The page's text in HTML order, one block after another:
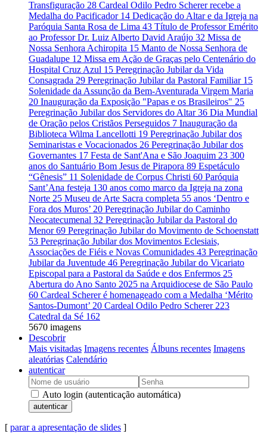
Transfiguração 28 Cardeal Odilo Pedro Scherer recebe a
Medalha do Pacificador 14 Dedicação do Altar e da Igreja na
Paróquia Santa Rosa de Lima 43 Título de Professor Emérito
ao Professor Dr. Luiz Alberto David Araújo 32 Missa de
Nossa Senhora Achiropita 15 Manto de Nossa Senhora de
Guadalupe 12 Missa em Ação de Graças pelo Centenário do
Hospital Cruz Azul 15 Peregrinação Jubilar da Vida
Consagrada 29 Peregrinação Jubilar da Pastoral Familiar 15
Solenidade da Assunção da Bem-Aventurada Virgem Maria
20 Inauguração da Exposição "Papas e os Brasileiros" 25
Peregrinação Jubilar dos Servidores do Altar36 Dia Mundial
de Oração pelos Cristãos Perseguidos 7 Inauguração da
Biblioteca Wilma Lancellotti 19 Peregrinação Jubilar dos
Seminaristas e Vocacionados 26 Peregrinação Jubilar dos
Governantes 17 Festa de Sant'Ana e São Joaquim 23 300
anos do Santuário Bom Jesus de Pirapora 89 Espetáculo
“Gênesis” 11 Solenidade de Corpus Christi 60 Paróquia
Sant’Ana festeja 130 anos como marco da Igreja na zona
Norte 25 Museu de Arte Sacra completa 55 anos ‘Dentro e
Fora dos Muros’ 20 Peregrinação Jubilar do Caminho
Neocatecumenal 32 Peregrinação Jubilar da Pastoral do
Menor69 Peregrinação Jubilar do Movimento de Schoenstatt
53 Peregrinação Jubilar dos Movimentos Eclesiais,
Associações de Fiéis e Novas Comunidades 43 Peregrinação
Jubilar da Juventude 46 Peregrinação Jubilar do Vicariato
Episcopal para a Pastoral da Saúde e dos Enfermos 25
Abertura do Ano Santo 2025 na Arquidiocese de São Paulo
60 Cardeal Scherer é homenageado com a Medalha ‘Mérito
Santos-Dumont’ 20 Cardeal Odilo Pedro Scherer 223
Catedral da Sé 162
5670 imagens
Descobrir
Mais visitadas Imagens recentes Álbuns recentes Imagens
aleatórias Calendário
autenticar
Auto login (autenticação automática)
autenticar
[ parar a apresentação de slides ]